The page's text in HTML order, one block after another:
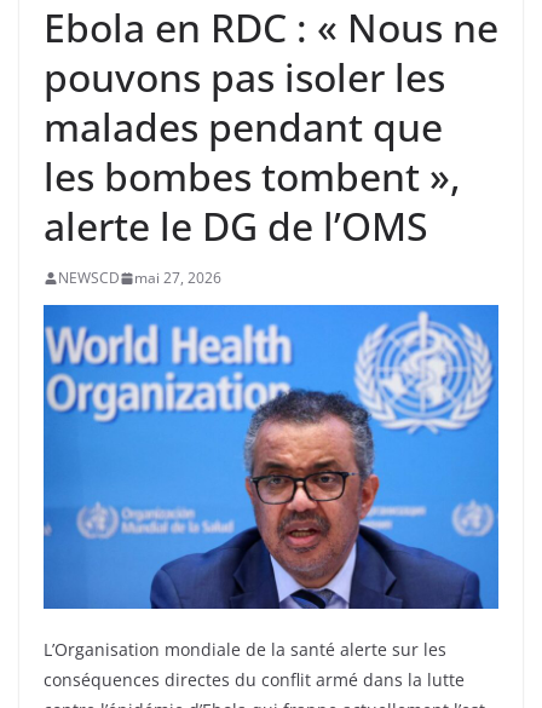
Ebola en RDC : « Nous ne
pouvons pas isoler les
malades pendant que
les bombes tombent »,
alerte le DG de l’OMS
NEWSCD mai 27, 2026
L’Organisation mondiale de la santé alerte sur les
conséquences directes du conflit armé dans la lutte